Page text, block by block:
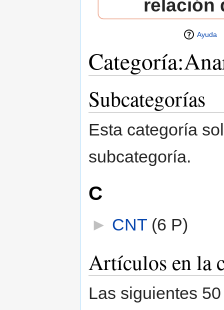
relación
Ayuda
Subcategorías
Esta categoría
subcategoría.
C
► CNT‎ (6 P)
Artículos en la
Las siguientes